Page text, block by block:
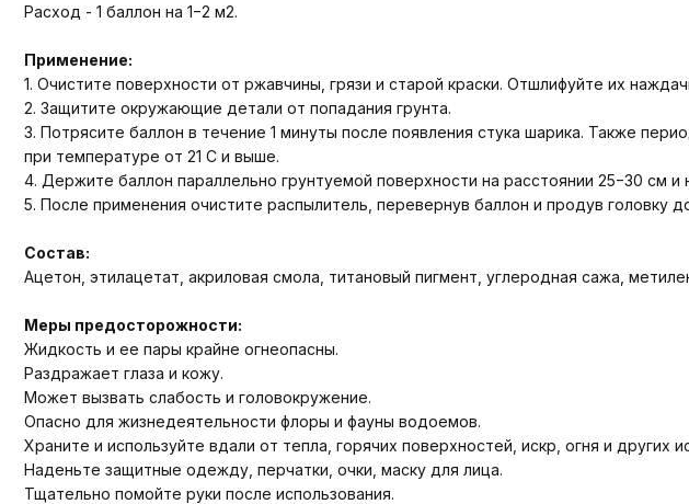
Расход - 1 баллон на 1−2 м2.
Применение:
1. Очистите поверхности от ржавчины, грязи и старой краски. Отшлифуйте их
2. Защитите окружающие детали от попадания грунта.
3. Потрясите баллон в течение 1 минуты после появления стука шарика. Также
при температуре от 21 C и выше.
4. Держите баллон параллельно грунтуемой поверхности на расстоянии 25−30 см
5. После применения очистите распылитель, перевернув баллон и продув головку
Состав:
Ацетон, этилацетат, акриловая смола, титановый пигмент, углеродная сажа,
Меры предосторожности:
Жидкость и ее пары крайне огнеопасны.
Раздражает глаза и кожу.
Может вызвать слабость и головокружение.
Опасно для жизнедеятельности флоры и фауны водоемов.
Храните и используйте вдали от тепла, горячих поверхностей, искр, огня и других
Наденьте защитные одежду, перчатки, очки, маску для лица.
Тщательно помойте руки после использования.